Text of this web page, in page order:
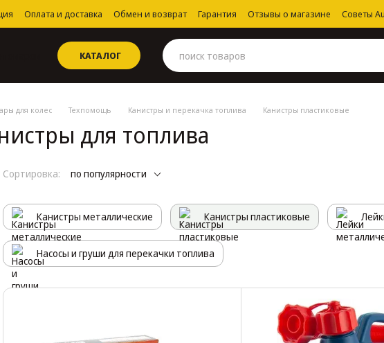
Оплата и доставка Обмен и возврат Гарантия Отзывы о магазине
Советы
КАТАЛОГ
для колес Техпомощь Канистры и перекачка топлива Канистры пластиковые
для топлива
Сортировка: по популярности
Канистры металлические Канистры пластиковые
Насосы и груши для перекачки топлива